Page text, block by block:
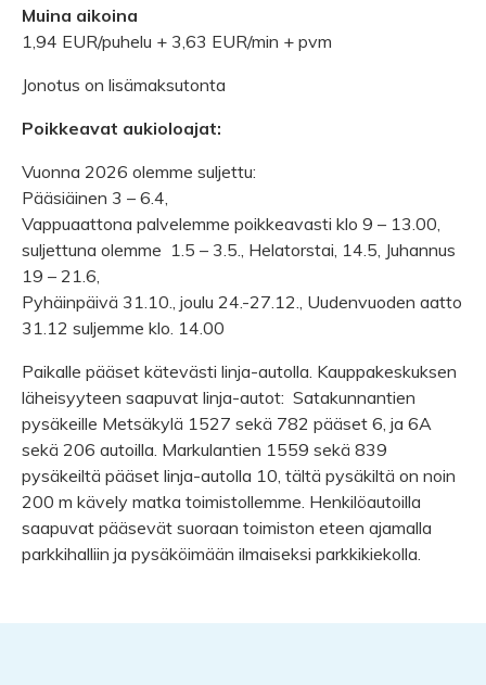
Muina aikoina
1,94 EUR/puhelu + 3,63 EUR/min + pvm
Jonotus on lisämaksutonta
Poikkeavat aukioloajat:
Vuonna 2026 olemme suljettu:
Pääsiäinen 3 – 6.4,
Vappuaattona palvelemme poikkeavasti klo 9 – 13.00,
suljettuna olemme 1.5 – 3.5., Helatorstai, 14.5, Juhannus
19 – 21.6,
Pyhäinpäivä 31.10., joulu 24.-27.12., Uudenvuoden aatto
31.12 suljemme klo. 14.00
Paikalle pääset kätevästi linja-autolla. Kauppakeskuksen
läheisyyteen saapuvat linja-autot: Satakunnantien
pysäkeille Metsäkylä 1527 sekä 782 pääset 6, ja 6A
sekä 206 autoilla. Markulantien 1559 sekä 839
pysäkeiltä pääset linja-autolla 10, tältä pysäkiltä on noin
200 m kävely matka toimistollemme. Henkilöautoilla
saapuvat pääsevät suoraan toimiston eteen ajamalla
parkkihalliin ja pysäköimään ilmaiseksi parkkikiekolla.